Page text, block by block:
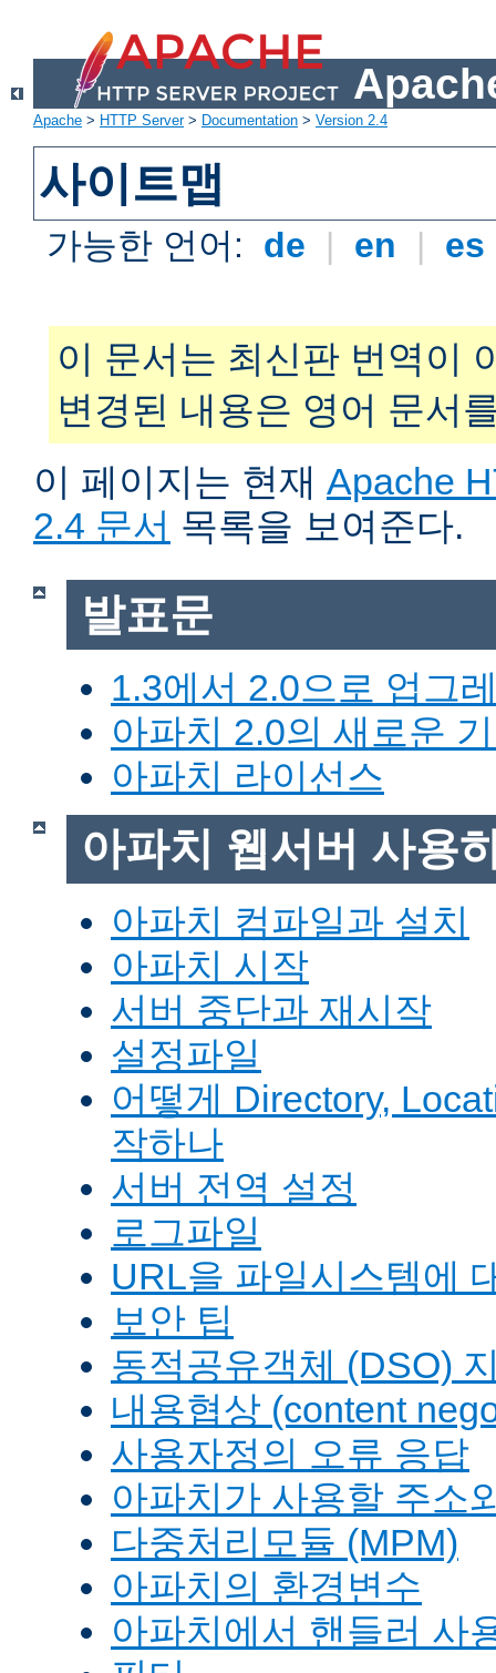
Apache > HTTP Server> Documentation > Version 2.4
사이트맵
가능한 언어: de | en | es
이 문서는 최신판 번역이
변경된 내용은 영어 문서
이 페이지는 현재 Apache
2.4 문서 목록을 보여준다.
발표문
1.3에서 2.0으로 업그
아파치 2.0의 새로운
아파치 라이선스
아파치 웹서버 사용
아파치 컴파일과 설치
아파치 시작
서버 중단과 재시작
설정파일
어떻게 Directory,
작하나
서버 전역 설정
로그파일
URL을 파일시스템에
보안 팁
동적공유객체 (DSO)
내용협상 (content
사용자정의 오류 응답
아파치가 사용할 주소
다중처리모듈 (MPM)
아파치의 환경변수
아파치에서 핸들러 사